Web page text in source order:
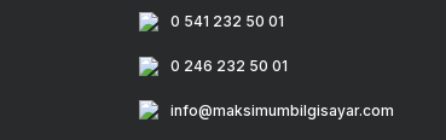
0 541 232 50 01
0 246 232 50 01
info@maksimumbilgisayar.com